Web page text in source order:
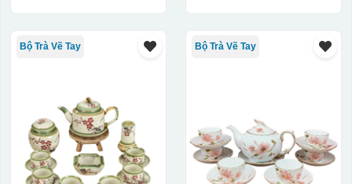
Bộ Trà Vẽ Tay Bộ Trà Vẽ Tay